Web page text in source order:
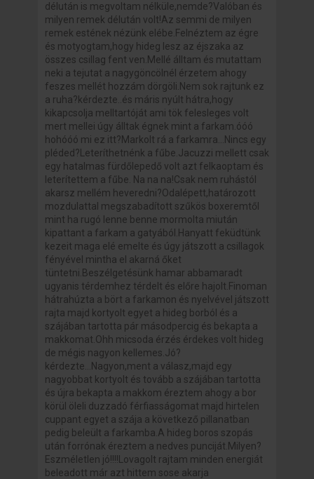
délután is megvoltam nélküle,nemde?Valóban és
milyen remek délután volt!Az semmi de milyen
remek estének nézünk elébe.Felnéztem az égre
és motyogtam,hogy hideg lesz az éjszaka az
összes csillag fent ven.Mellé álltam és mutattam
neki a tejutat a nagygöncölnél érzetem ahogy
feszes mellét hozzám dörgöli.Nem sok rajtunk ez
a ruha?kérdezte..és máris nyúlt hátra,hogy
kikapcsolja melltartóját ami tök felesleges volt
mert mellei úgy álltak égnek mint a farkam.óóó
hohóóó mi ez itt?Markolt rá a farkamra...Nincs egy
pléded?Leteríthetnénk a fűbe.Jacuzzi mellett csak
egy hatalmas fürdőlepedő volt azt felkaoptam és
leterítettem a fűbe. Na na na!Csak nem ruhástól
akarsz mellém heveredni?Odalépett,határozott
mozdulattal megszabadított szűkös boxeremtől
mint ha rugó lenne benne mormolta miután
kipattant a farkam a gatyából.Hanyatt feküdtünk
kezeit maga elé emelte és úgy játszott a csillagok
fényével mintha el akarná őket
tüntetni.Beszélgetésünk hamar abbamaradt
ugyanis térdemhez térdelt és előre hajolt.Finoman
hátrahúzta a bört a farkamon és nyelvével játszott
rajta majd kortyolt egyet a hideg borból és a
szájában tartotta pár másodpercig és bekapta a
makkomat.Ohh micsoda érzés érdekes volt hideg
de mégis nagyon kellemes.Jó?
kérdezte...Nagyon,ment a válasz,majd egy
nagyobbat kortyolt és tovább a szájában tartotta
és újra bekapta a makkom éreztem ahogy a bor
körül öleli duzzadó férfiasságomat majd hirtelen
cuppant egyet a szája a következő pillanatban
pedig beleült a farkamba.A hideg boros szopás
után forrónak éreztem a nedves punciját.Milyen?
Eszméletlen jó!!!!Lovagolt rajtam minden energiát
beleadott már azt hittem sose akarja